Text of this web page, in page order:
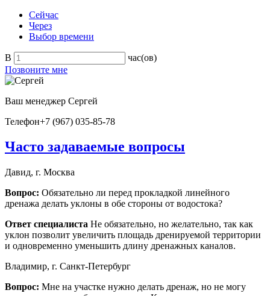
Сейчас
Через
Выбор времени
В
час(ов)
Позвоните мне
Ваш менеджер Сергей
Телефон+7 (967) 035-85-78
Часто задаваемые вопросы
Давид, г. Москва
Вопрос: Обязательно ли перед прокладкой линейного
дренажа делать уклоны в обе стороны от водостока?
Ответ специалиста Не обязательно, но желательно, так как
уклон позволит увеличить площадь дренируемой территории
и одновременно уменьшить длину дренажных каналов.
Владимир, г. Санкт-Петербург
Вопрос: Мне на участке нужно делать дренаж, но не могу